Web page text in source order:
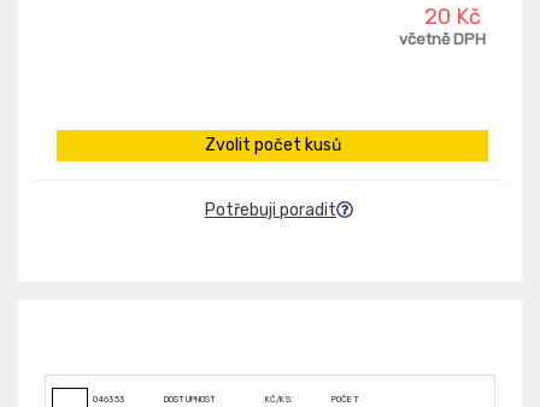
20 Kč
včetně DPH
Zvolit počet kusů
Potřebuji poradit
046353 DOSTUPNOST KČ/KS: POČET